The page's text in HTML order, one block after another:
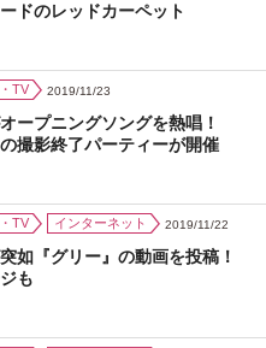
ドのレッドカーペット
TV 2019/11/23
ープニングソングを熱唱！
の撮影終了パーティーが開催
TV インターネット 2019/11/22
如『グリー』の動画を投稿！
も